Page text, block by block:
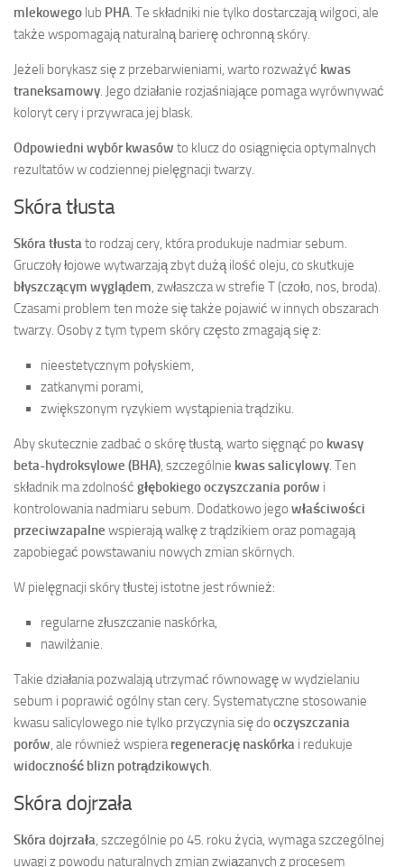
mlekowego lub PHA. Te składniki nie tylko dostarczają wilgoci, ale
także wspomagają naturalną barierę ochronną skóry.
Jeżeli borykasz się z przebarwieniami, warto rozważyć kwas
traneksamowy. Jego działanie rozjaśniające pomaga wyrównywać
koloryt cery i przywraca jej blask.
Odpowiedni wybór kwasów to klucz do osiągnięcia optymalnych
rezultatów w codziennej pielęgnacji twarzy.
Skóra tłusta
Skóra tłustato rodzaj cery, która produkuje nadmiar sebum.
Gruczoły łojowe wytwarzają zbyt dużą ilość oleju, co skutkuje
błyszczącym wyglądem, zwłaszcza w strefie T (czoło, nos, broda).
Czasami problem ten może się także pojawić w innych obszarach
twarzy. Osoby z tym typem skóry często zmagają się z:
nieestetycznym połyskiem,
zatkanymi porami,
zwiększonym ryzykiem wystąpienia trądziku.
Aby skutecznie zadbać o skórę tłustą, warto sięgnąć po kwasy
beta-hydroksylowe (BHA), szczególnie kwas salicylowy. Ten
składnik ma zdolność głębokiego oczyszczania porów i
kontrolowania nadmiaru sebum. Dodatkowo jego właściwości
przeciwzapalne wspierają walkę z trądzikiem oraz pomagają
zapobiegać powstawaniu nowych zmian skórnych.
W pielęgnacji skóry tłustej istotne jest również:
regularne złuszczanie naskórka,
nawilżanie.
Takie działania pozwalają utrzymać równowagę w wydzielaniu
sebum i poprawić ogólny stan cery. Systematyczne stosowanie
kwasu salicylowego nie tylko przyczynia się do oczyszczania
porów, ale również wspieraregenerację naskórka i redukuje
widoczność blizn potrądzikowych.
Skóra dojrzała
Skóra dojrzała, szczególnie po 45. roku życia, wymaga szczególnej
uwagi z powodu naturalnych zmian związanych z procesem